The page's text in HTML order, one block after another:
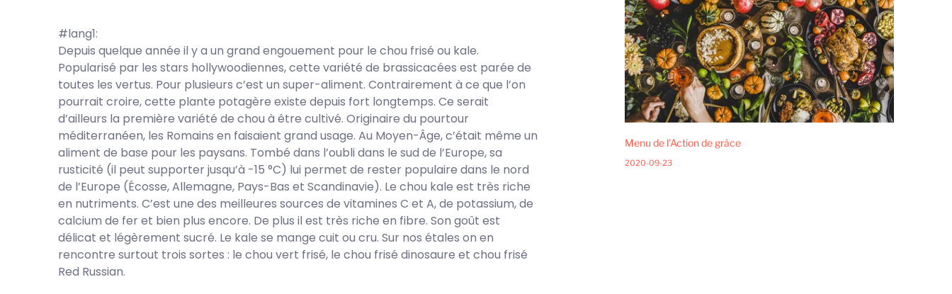
#lang1:
Depuis quelque année il y a un grand engouement pour le chou frisé ou kale.
Popularisé par les stars hollywoodiennes, cette variété de brassicacées est parée de
toutes les vertus. Pour plusieurs c’est un super-aliment. Contrairement à ce que l’on
pourrait croire, cette plante potagère existe depuis fort longtemps. Ce serait
d’ailleurs la première variété de chou à être cultivé. Originaire du pourtour
méditerranéen, les Romains en faisaient grand usage. Au Moyen-Âge, c’était même un
aliment de base pour les paysans. Tombé dans l’oubli dans le sud de l’Europe, sa
rusticité (il peut supporter jusqu’à -15 °C) lui permet de rester populaire dans le nord
de l’Europe (Écosse, Allemagne, Pays-Bas et Scandinavie). Le chou kale est très riche
en nutriments. C’est une des meilleures sources de vitamines C et A, de potassium, de
calcium de fer et bien plus encore. De plus il est très riche en fibre. Son goût est
délicat et légèrement sucré. Le kale se mange cuit ou cru. Sur nos étales on en
rencontre surtout trois sortes : le chou vert frisé, le chou frisé dinosaure et chou frisé
Red Russian.
Menu de l'Action de grâce
2020-09-23